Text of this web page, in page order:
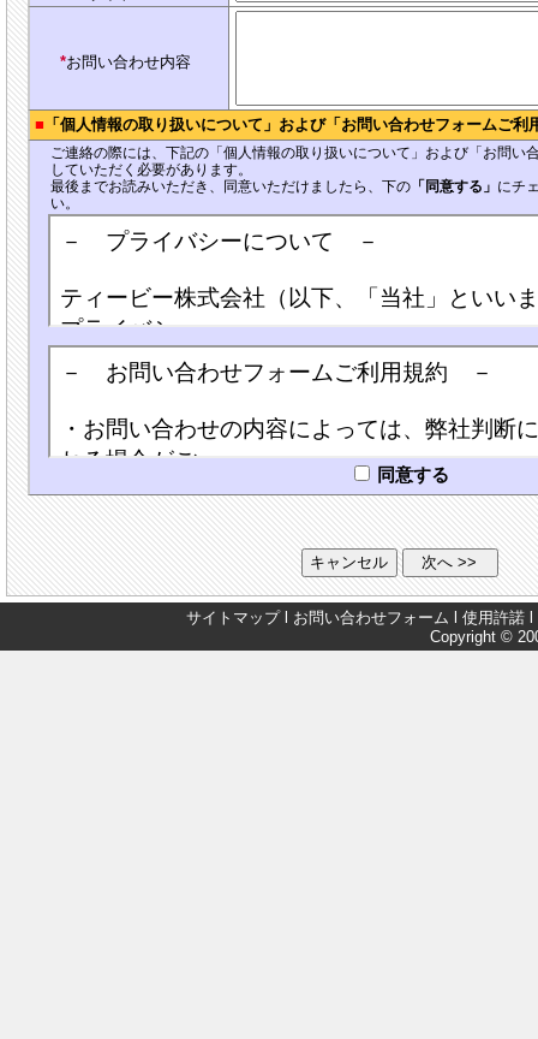
*お問い合わせ内容
■ 「個人情報の取り扱いについて」および「お問い合わせフォームご利
ご連絡の際には、下記の「個人情報の取り扱いについて」および「お問い
していただく必要があります。
最後までお読みいただき、同意いただけましたら、下の 「同意する」 にチ
い。
同意する
サイトマップl お問い合わせフォーム l 使用許諾 l
Copyright ©